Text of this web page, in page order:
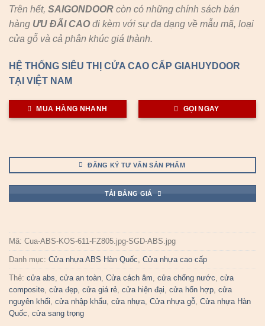
Trên hết, SAIGONDOOR còn có những chính sách bán
hàng ƯU ĐÃI CAO đi kèm với sự đa dạng về mẫu mã, loại
cửa gỗ và cả phân khúc giá thành.
HỆ THỐNG SIÊU THỊ CỬA CAO CẤP GIAHUYDOOR
TẠI VIỆT NAM
MUA HÀNG NHANH GỌI NGAY
ĐĂNG KÝ TƯ VẤN SẢN PHẨM
TẢI BẢNG GIÁ
Mã: Cua-ABS-KOS-611-FZ805.jpg-SGD-ABS.jpg
Danh mục: Cửa nhựa ABS Hàn Quốc, Cửa nhựa cao cấp
Thẻ: cửa abs, cửa an toàn, Cửa cách âm, cửa chống nước, cửa
composite, cửa đẹp, cửa giá rẻ, cửa hiện đại, cửa hổn hợp, cửa
nguyên khối, cửa nhập khẩu, cửa nhựa, Cửa nhựa gỗ, Cửa nhựa Hàn
Quốc, cửa sang trọng